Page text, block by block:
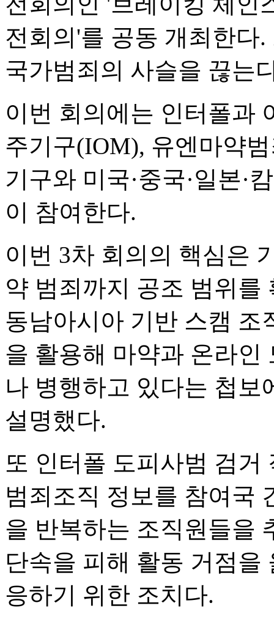
전회의'를 공동 개최한다
국가범죄의 사슬을 끊는
이번 회의에는 인터폴과
주기구(IOM), 유엔마약
기구와 미국·중국·일본·
이 참여한다.
이번 3차 회의의 핵심은
약 범죄까지 공조 범위를
동남아시아 기반 스캠 조
을 활용해 마약과 온라인
나 병행하고 있다는 첩
설명했다.
또 인터폴 도피사범 검거
범죄조직 정보를 참여국
을 반복하는 조직원들을
단속을 피해 활동 거점을
응하기 위한 조치다.